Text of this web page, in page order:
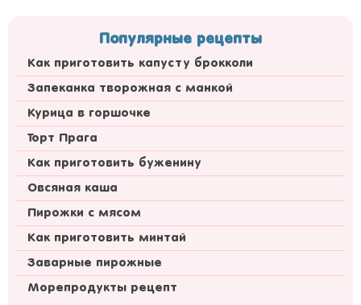
Популярные рецепты
Как приготовить капусту брокколи
Запеканка творожная с манкой
Курица в горшочке
Торт Прага
Как приготовить буженину
Овсяная каша
Пирожки с мясом
Как приготовить минтай
Заварные пирожные
Морепродукты рецепт